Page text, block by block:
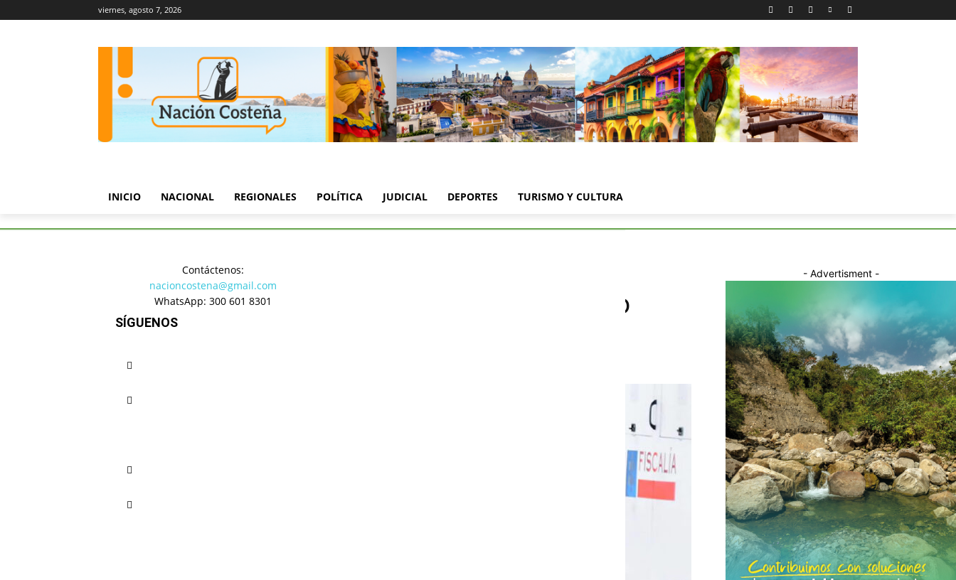
viernes, agosto 7, 2026
INICIO NACIONAL REGIONALES POLÍTICA JUDICIAL DEPORTES TURISMO Y CULTURA
Regionales
Aumenta la violencia en el Atlántico
- Advertisment -
Contáctenos:
nacioncostena@gmail.com
WhatsApp: 300 601 8301
SÍGUENOS